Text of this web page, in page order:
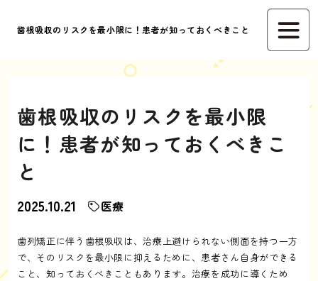
歯根吸収のリスクを最小限に！患者が知っておくべきこと
歯根吸収のリスクを最小限
に！患者が知っておくべきこ
と
2025.10.21 医療
歯列矯正に伴う歯根吸収は、治療上避けられない側面を持つ一方
で、そのリスクを最小限に抑えるために、患者さん自身ができる
こと、知っておくべきこともあります。治療を成功に導くため